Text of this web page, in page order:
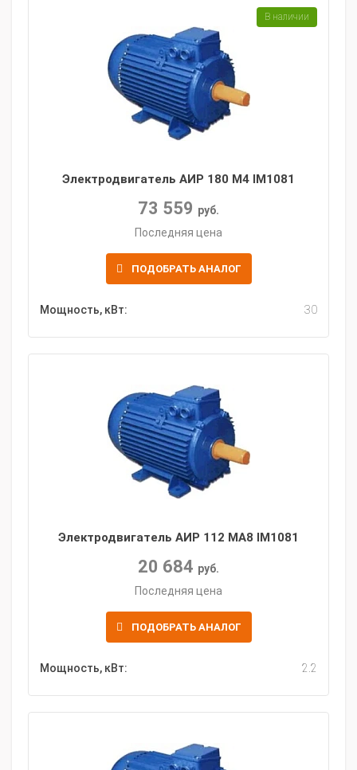
Электродвигатель АИР 180 M4 IM1081
73 559 руб.
Последняя цена
ПОДОБРАТЬ АНАЛОГ
Мощность, кВт: 30
В наличии
Электродвигатель АИР 112 MA8 IM1081
20 684 руб.
Последняя цена
ПОДОБРАТЬ АНАЛОГ
Мощность, кВт: 2.2